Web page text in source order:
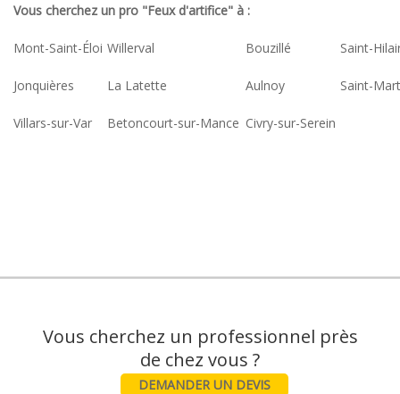
Vous cherchez un pro "Feux d'artifice" à :
Mont-Saint-Éloi Willerval Bouzillé Saint-
Jonquières La Latette Aulnoy Saint-
Villars-sur-Var Betoncourt-sur-Mance Civry-sur-Serein
Vous cherchez un professionnel près
DEMANDER UN DEVIS